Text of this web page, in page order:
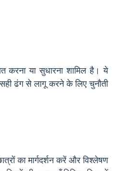
करना या सुधारना शामिल है। ये
सही ढंग से लागू करने के लिए चुनौती
का मार्गदर्शन करें और विश्लेषण